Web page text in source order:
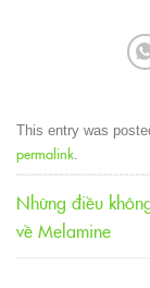
This entry was
permalink
Những điều
về Melamine